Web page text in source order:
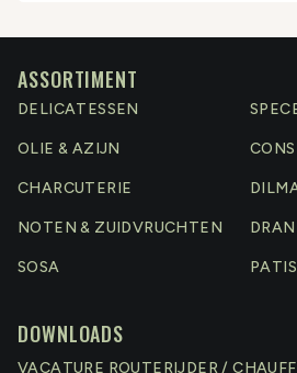
ASSORTIMENT
DELICATESSEN
OLIE & AZIJN
CHARCUTERIE
NOTEN & ZUIDVRUCHTEN
SOSA
DOWNLOADS
VACATURE ROUTERIJDER /